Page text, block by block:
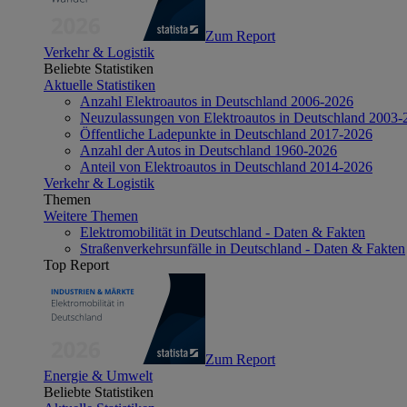
Zum Report
Verkehr & Logistik
Beliebte Statistiken
Aktuelle Statistiken
Anzahl Elektroautos in Deutschland 2006-2026
Neuzulassungen von Elektroautos in Deutschland 2003-
Öffentliche Ladepunkte in Deutschland 2017-2026
Anzahl der Autos in Deutschland 1960-2026
Anteil von Elektroautos in Deutschland 2014-2026
Verkehr & Logistik
Themen
Weitere Themen
Elektromobilität in Deutschland - Daten & Fakten
Straßenverkehrsunfälle in Deutschland - Daten & Fakten
Top Report
Zum Report
Energie & Umwelt
Beliebte Statistiken